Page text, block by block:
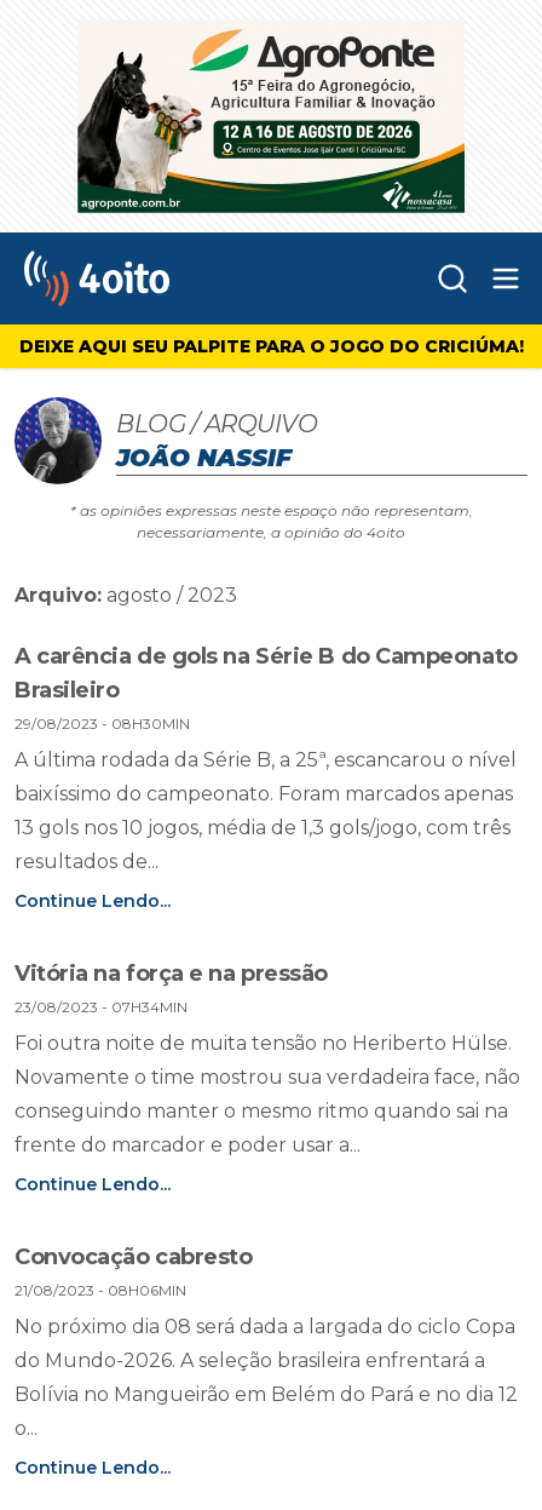
4oito
DEIXE AQUI SEU PALPITE PARA O JOGO DO CRICIÚMA!
BLOG / ARQUIVO
JOÃO NASSIF
* as opiniões expressas neste espaço não representam,
necessariamente, a opinião do 4oito
Arquivo: agosto / 2023
A carência de gols na Série B do Campeonato
Brasileiro
29/08/2023 - 08H30MIN
A última rodada da Série B, a 25ª, escancarou o nível
baixíssimo do campeonato. Foram marcados apenas
13 gols nos 10 jogos, média de 1,3 gols/jogo, com três
resultados de...
Continue Lendo...
Vitória na força e na pressão
23/08/2023 - 07H34MIN
Foi outra noite de muita tensão no Heriberto Hülse.
Novamente o time mostrou sua verdadeira face, não
conseguindo manter o mesmo ritmo quando sai na
frente do marcador e poder usar a...
Continue Lendo...
Convocação cabresto
21/08/2023 - 08H06MIN
No próximo dia 08 será dada a largada do ciclo Copa
do Mundo-2026. A seleção brasileira enfrentará a
Bolívia no Mangueirão em Belém do Pará e no dia 12
o...
Continue Lendo...